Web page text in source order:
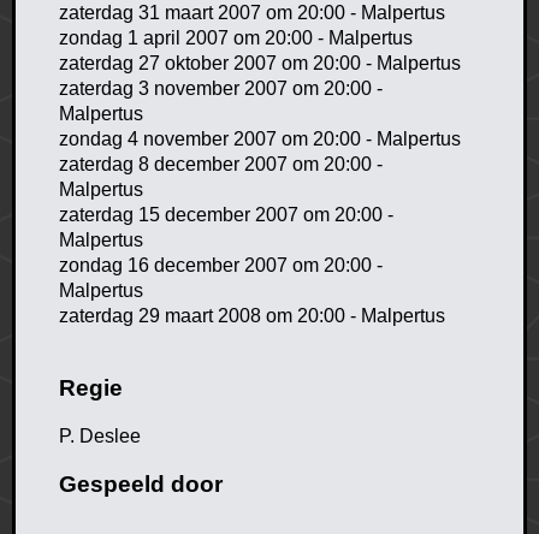
zaterdag 31 maart 2007 om 20:00 - Malpertus
zondag 1 april 2007 om 20:00 - Malpertus
zaterdag 27 oktober 2007 om 20:00 - Malpertus
zaterdag 3 november 2007 om 20:00 -
Malpertus
zondag 4 november 2007 om 20:00 - Malpertus
zaterdag 8 december 2007 om 20:00 -
Malpertus
zaterdag 15 december 2007 om 20:00 -
Malpertus
zondag 16 december 2007 om 20:00 -
Malpertus
zaterdag 29 maart 2008 om 20:00 - Malpertus
Regie
P. Deslee
Gespeeld door